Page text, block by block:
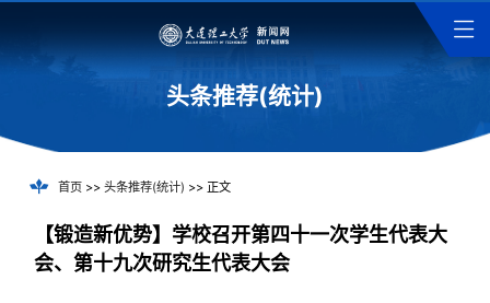
头条推荐(统计)
首页>> 头条推荐(统计) >> 正文
【锻造新优势】学校召开第四十一次学生代表大
会、第十九次研究生代表大会